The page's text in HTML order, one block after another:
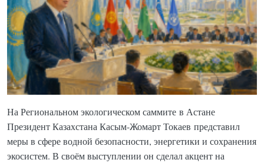
На Региональном экологическом саммите в Астане
Президент Казахстана Касым-Жомарт Токаев представил
меры в сфере водной безопасности, энергетики и сохранения
экосистем. В своём выступлении он сделал акцент на